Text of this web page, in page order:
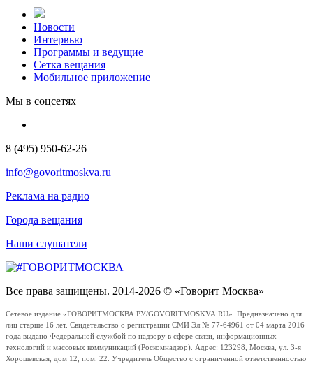
Новости
Интервью
Программы и ведущие
Сетка вещания
Мобильное приложение
Мы в соцсетях
8 (495) 950-62-26
info@govoritmoskva.ru
Реклама на радио
Города вещания
Наши слушатели
Все права защищены. 2014-2026 © «Говорит Москва»
Сетевое издание «ГОВОРИТМОСКВА.РУ/GOVORITMOSKVA.RU». Предназначено для
лиц старше 16 лет. Свидетельство о регистрации СМИ Эл № 77-64961 от 04 марта 2016
года выдано Федеральной службой по надзору в сфере связи, информационных
технологий и массовых коммуникаций (Роскомнадзор). Адрес: 123298, Москва, ул. 3-я
Хорошевская, дом 12, пом. 22. Учредитель Общество с ограниченной ответственностью